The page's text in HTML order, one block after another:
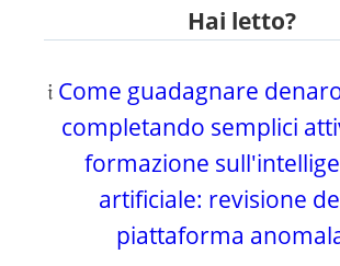
Hai letto?
𝔦 Come guadagnare
completando semplici
formazione
artificiale: revisione
piattaforma